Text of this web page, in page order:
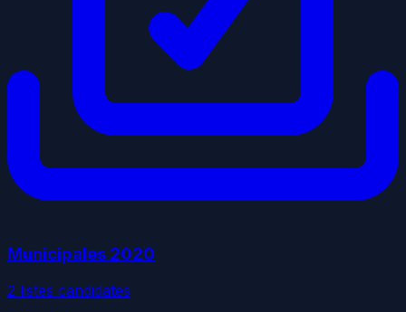
Municipales 2020
2 listes candidates